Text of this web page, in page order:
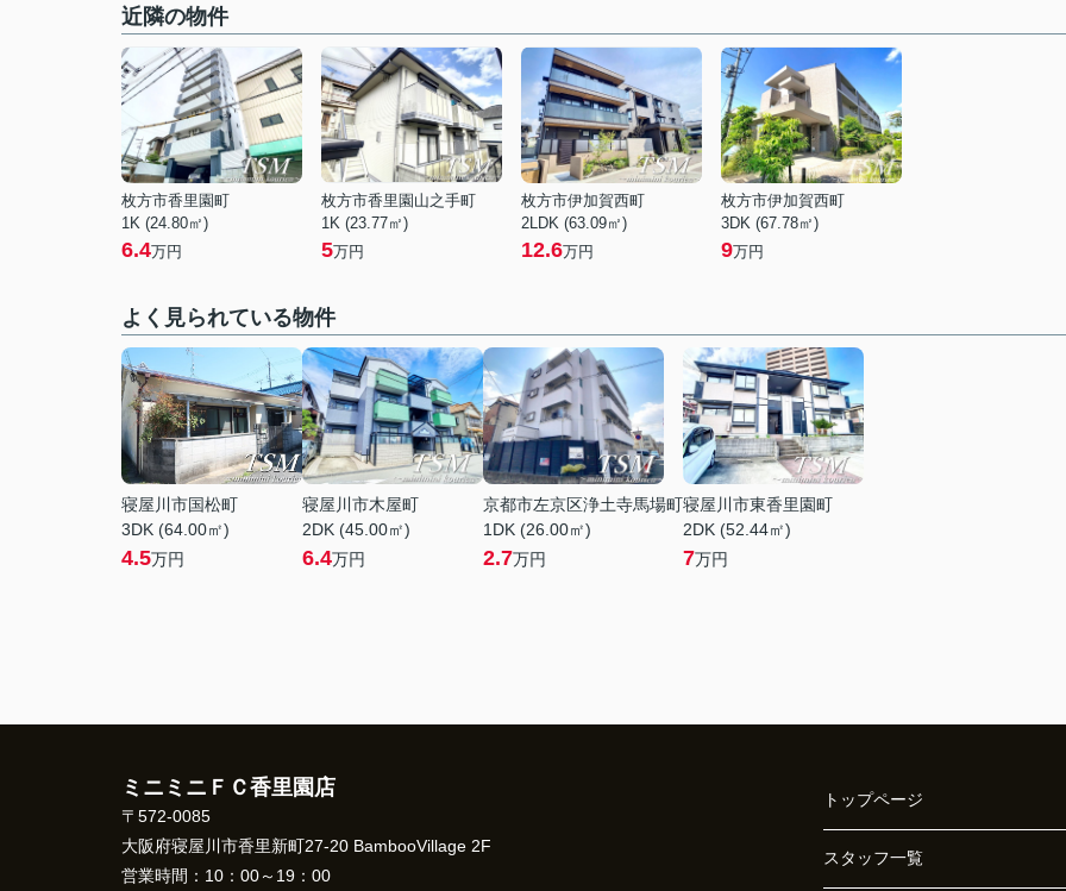
近隣の物件
枚方市香里園町
1K (24.80㎡)
6.4万円
枚方市香里園山之手町
1K (23.77㎡)
5万円
枚方市伊加賀西町
2LDK (63.09㎡)
12.6万円
枚方市伊加賀西町
3DK (67.78㎡)
9万円
よく見られている物件
寝屋川市国松町
3DK (64.00㎡)
4.5万円
寝屋川市木屋町
2DK (45.00㎡)
6.4万円
京都市左京区浄土寺馬場町
1DK (26.00㎡)
2.7万円
寝屋川市東香里園町
2DK (52.44㎡)
7万円
ミニミニＦＣ香里園店
〒572-0085
大阪府寝屋川市香里新町27-20 BambooVillage 2F
営業時間： 10：00～19：00
トップページ
スタッフ一覧